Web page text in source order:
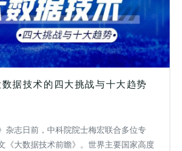
据技术的四大挑战与十大趋势
杂志日前，中科院院士梅宏联合多位专
《大数据技术前瞻》。世界主要国家高度